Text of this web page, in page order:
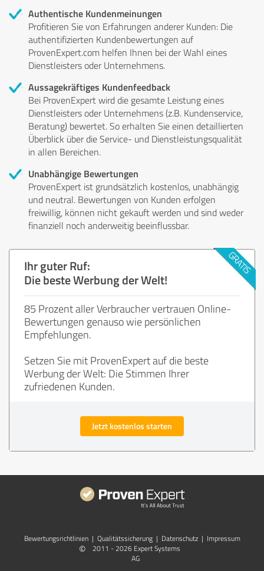
Authentische Kundenmeinungen
Profitieren Sie von Erfahrungen anderer Kunden: Die
authentifizierten Kundenbewertungen auf
ProvenExpert.com helfen Ihnen bei der Wahl eines
Dienstleisters oder Unternehmens.
Aussagekräftiges Kundenfeedback
Bei ProvenExpert wird die gesamte Leistung eines
Dienstleisters oder Unternehmens (z.B. Kundenservice,
Beratung) bewertet. So erhalten Sie einen detaillierten
Überblick über die Service- und Dienstleistungsqualität
in allen Bereichen.
Unabhängige Bewertungen
ProvenExpert ist grundsätzlich kostenlos, unabhängig
und neutral. Bewertungen von Kunden erfolgen
freiwillig, können nicht gekauft werden und sind weder
finanziell noch anderweitig beeinflussbar.
Ihr guter Ruf:
Die beste Werbung der Welt!
85 Prozent aller Verbraucher vertrauen Online-
Bewertungen genauso wie persönlichen
Empfehlungen.
Setzen Sie mit ProvenExpert auf die beste
Werbung der Welt: Die Stimmen Ihrer
zufriedenen Kunden.
Jetzt kostenlos starten
Bewertungs­richtlinien | Qualitätssicherung | Datenschutz | Impressum
©
2011 - 2026 Expert Systems
AG